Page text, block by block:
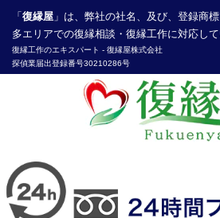
「 復縁屋 」は、弊社の社名、及び、登録商
多エリアでの復縁相談・復縁工作に対応して
復縁工作のエキスパート - 復縁屋株式会社
探偵業届出登録番号30210286号